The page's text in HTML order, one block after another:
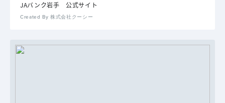
JAバンク岩手 公式サイト
Created By 株式会社クーシー